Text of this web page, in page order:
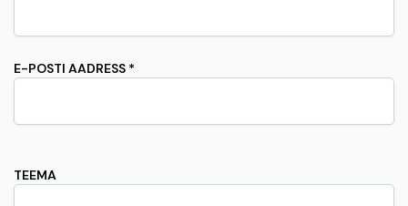
E-POSTI AADRESS *
TEEMA